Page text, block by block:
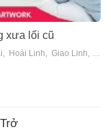
Trường , Dương Ngọc
xưa lối cũ
, Hoài Linh, Giao Linh,